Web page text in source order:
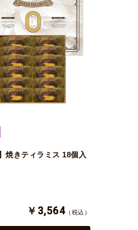
焼きティラミス 18個入
￥3,564 （税込）